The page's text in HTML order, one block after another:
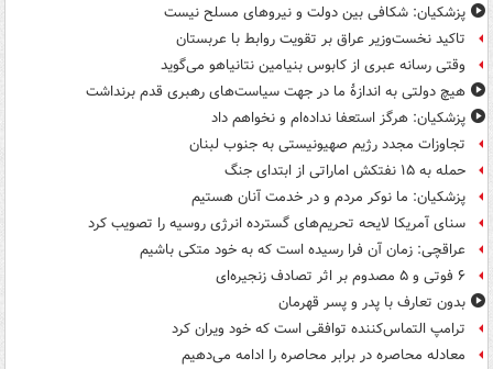
پزشکیان: شکافی بین دولت و نیروهای مسلح نیست
تاکید نخست‌وزیر عراق بر تقویت روابط با عربستان
وقتی رسانه عبری از کابوس بنیامین نتانیاهو می‌گوید
هیچ دولتی به اندازۀ ما در جهت سیاست‌های رهبری قدم برنداشت
پزشکیان: هرگز استعفا نداده‌ام و نخواهم داد
تجاوزات مجدد رژیم صهیونیستی به جنوب لبنان
حمله به ۱۵ نفتکش‌ اماراتی از ابتدای جنگ
پزشکیان: ما نوکر مردم و در خدمت آنان هستیم
سنای آمریکا لایحه تحریم‌های گسترده انرژی روسیه را تصویب کرد
عراقچی: زمان آن فرا رسیده است که به خود متکی باشیم
۶ فوتی و ۵ مصدوم بر اثر تصادف زنجیره‌ای
بدون تعارف با پدر و پسر قهرمان
ترامپ التماس‌کننده توافقی است که خود ویران کرد
معادله محاصره در برابر محاصره را ادامه می‌دهیم